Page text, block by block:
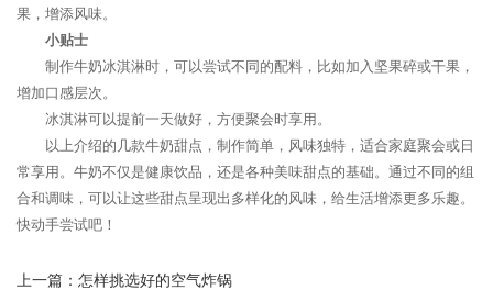
果，增添风味。
小贴士
制作牛奶冰淇淋时，可以尝试不同的配料，比如加入坚果碎或干果，
增加口感层次。
冰淇淋可以提前一天做好，方便聚会时享用。
以上介绍的几款牛奶甜点，制作简单，风味独特，适合家庭聚会或日
常享用。牛奶不仅是健康饮品，还是各种美味甜点的基础。通过不同的组
合和调味，可以让这些甜点呈现出多样化的风味，给生活增添更多乐趣。
快动手尝试吧！
上一篇： 怎样挑选好的空气炸锅